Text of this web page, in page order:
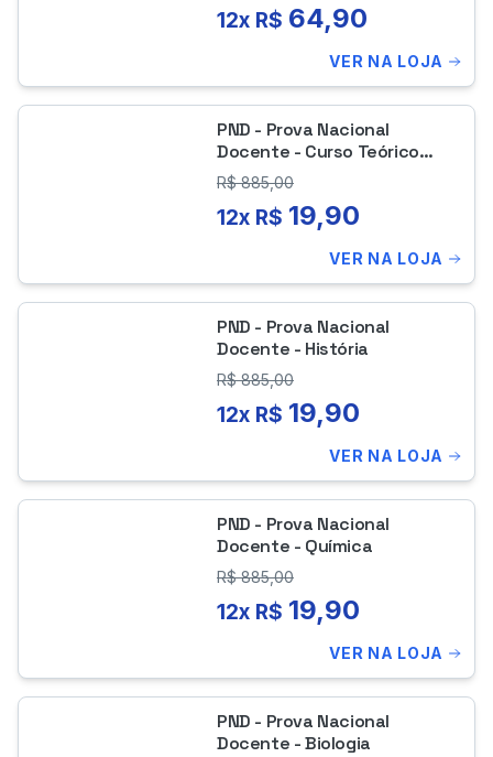
12x R$ 64,90
VER NA LOJA
PND - Prova Nacional
Docente - Curso Teórico
(Módulo Especial)
R$885,00
12x R$ 19,90
VER NA LOJA
PND - Prova Nacional
Docente - História
R$885,00
12x R$ 19,90
VER NA LOJA
PND - Prova Nacional
Docente - Química
R$885,00
12x R$ 19,90
VER NA LOJA
PND - Prova Nacional
Docente - Biologia